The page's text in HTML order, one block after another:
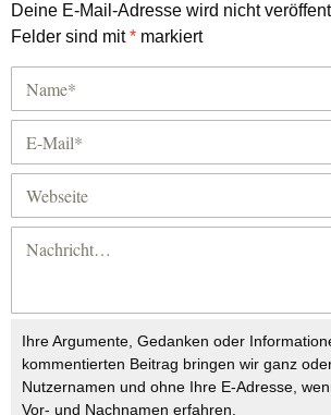
Deine E-Mail-Adresse wird nicht
Felder sind mit* markiert
Ihre Argumente, Gedanken oder
kommentierten Beitrag bringen wir ganz
Nutzernamen und ohne Ihre E-Adresse,
Vor- und Nachnamen erfahren.